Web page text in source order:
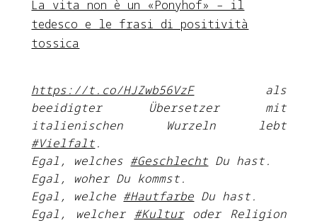
La vita non è un «Ponyhof» – il
tedesco e le frasi di positività
tossica
https://t.co/HJZwb56VzFals
beeidigter Übersetzer mit
italienischen Wurzeln lebt
#Vielfalt.
Egal, welches #Geschlecht Du hast.
Egal, woher Du kommst.
Egal, welche #Hautfarbe Du hast.
Egal, welcher #Kulturoder Religion